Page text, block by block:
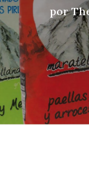
por